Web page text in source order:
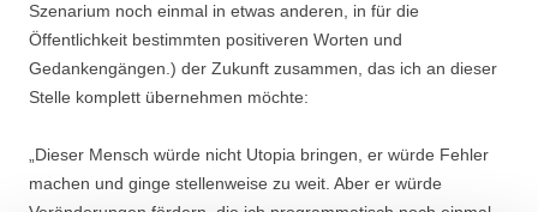
Szenarium noch einmal in etwas anderen, in für die
Öffentlichkeit bestimmten posi­tiveren Wor­ten und
Gedankengängen.) der Zukunft zusammen, das ich an dieser
Stelle komplett überneh­men möchte:
„Dieser Mensch würde nicht Utopia bringen, er würde Fehler
machen und ginge stel­lenweise zu weit. Aber er würde